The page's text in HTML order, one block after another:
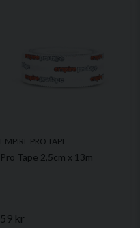
EMPIRE PRO TAPE
Pro Tape 2,5cm x 13m
59 kr